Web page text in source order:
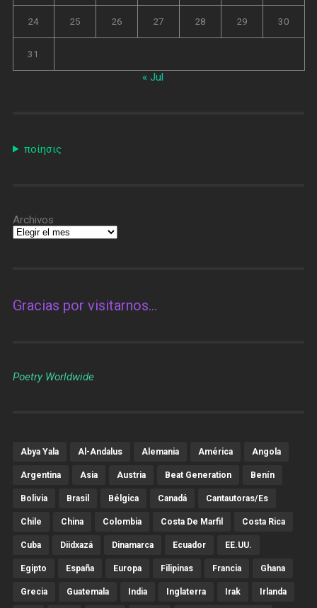
24 25 26 27 28 29 30
31
« Jul
ποίησις
Archivos
Gracias por visitarnos…
Poetry Worldwide
Abya Yala Al-Andalus Alemania América Angola
Argentina Asia Austria Beat Generation Benín
Bolivia Brasil Bélgica Canadá Cantautoras/es
Chile China Colombia Costa De Marfil Costa Rica
Cuba Diidxazá Dinamarca Ecuador EE.UU.
Egipto España Europa Filipinas Francia Ghana
Grecia Guatemala India Inglaterra Irak Irlanda